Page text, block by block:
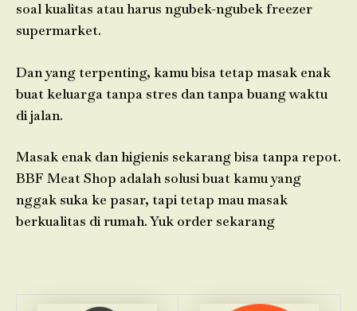
soal kualitas atau harus ngubek-ngubek freezer
supermarket.
Dan yang terpenting, kamu bisa tetap masak enak
buat keluarga tanpa stres dan tanpa buang waktu
di jalan.
Masak enak dan higienis sekarang bisa tanpa repot.
BBF Meat Shop adalah solusi buat kamu yang
nggak suka ke pasar, tapi tetap mau masak
berkualitas di rumah. Yuk order sekarang